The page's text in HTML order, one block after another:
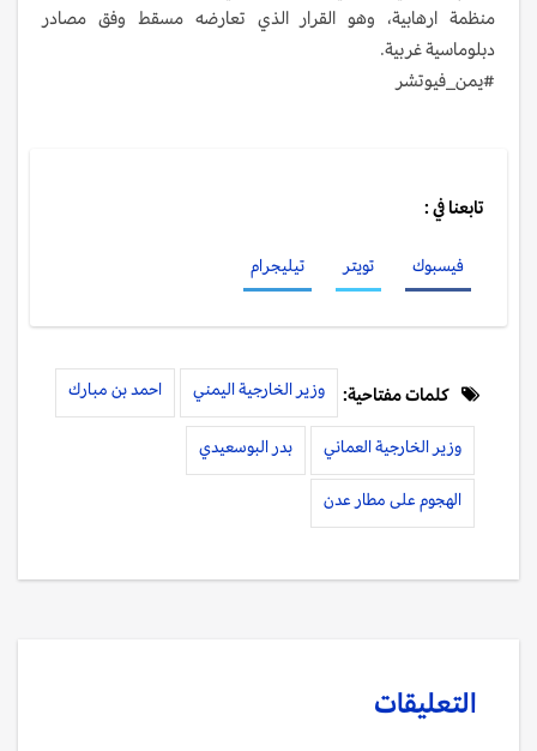
منظمة ارهابية، وهو القرار الذي تعارضه مسقط وفق مصادر
دبلوماسية غربية.
#يمن_فيوتشر
تابعنا في :
فيسبوك تويتر تيليجرام
كلمات مفتاحية: وزير الخارجية اليمني احمد بن مبارك
وزير الخارجية العماني بدر البوسعيدي
الهجوم على مطار عدن
التعليقات